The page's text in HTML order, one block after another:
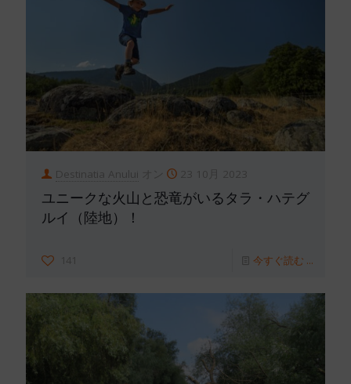
Destinatia Anului 23 10月 2023
ユニークな火山と恐竜がいるタラ・ハテグ
ルイ（陸地）！
141 今すぐ読む ...